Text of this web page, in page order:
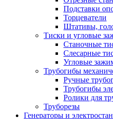
Подставки
Торцеватели
Штативы,
Тиски и угловые
Станочные
Слесарные
Угловые
Трубогибы
Ручные
Трубогибы
Ролики для
Труборезы
Генераторы и